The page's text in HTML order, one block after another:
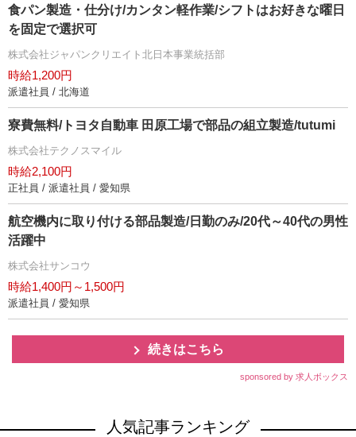
食パン製造・仕分け/カンタン軽作業/シフトはお好きな曜日
を固定で選択可
株式会社ジャパンクリエイト北日本事業統括部
時給1,200円
派遣社員 / 北海道
寮費無料/トヨタ自動車 田原工場で部品の組立製造/tutumi
株式会社テクノスマイル
時給2,100円
正社員 / 派遣社員 / 愛知県
航空機内に取り付ける部品製造/日勤のみ/20代～40代の男性
活躍中
株式会社サンコウ
時給1,400円～1,500円
派遣社員 / 愛知県
続きはこちら
sponsored by 求人ボックス
人気記事ランキング